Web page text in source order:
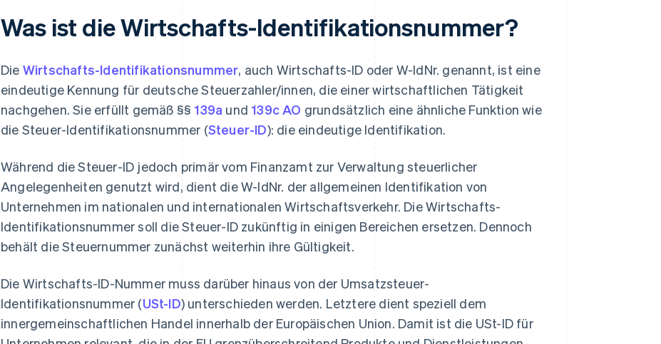
Was ist die Wirtschafts-Identifikationsnummer?
Die Wirtschafts-Identifikationsnummer, auch Wirtschafts-ID oder W-IdNr. genannt, ist eine
eindeutige Kennung für deutsche Steuerzahler/innen, die einer wirtschaftlichen Tätigkeit
nachgehen. Sie erfüllt gemäß §§ 139a und 139c AO grundsätzlich eine ähnliche Funktion wie
die Steuer-Identifikationsnummer (Steuer-ID): die eindeutige Identifikation.
Während die Steuer-ID jedoch primär vom Finanzamt zur Verwaltung steuerlicher
Angelegenheiten genutzt wird, dient die W-IdNr. der allgemeinen Identifikation von
Unternehmen im nationalen und internationalen Wirtschaftsverkehr. Die Wirtschafts-
Identifikationsnummer soll die Steuer-ID zukünftig in einigen Bereichen ersetzen. Dennoch
behält die Steuernummer zunächst weiterhin ihre Gültigkeit.
Die Wirtschafts-ID-Nummer muss darüber hinaus von der Umsatzsteuer-
Identifikationsnummer (USt-ID) unterschieden werden. Letztere dient speziell dem
innergemeinschaftlichen Handel innerhalb der Europäischen Union. Damit ist die USt-ID für